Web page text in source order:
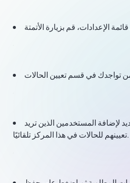
لإضافة المستخدمين الذين تريد
تعيينهم للحالات في هذا المركز تلقائيًا.